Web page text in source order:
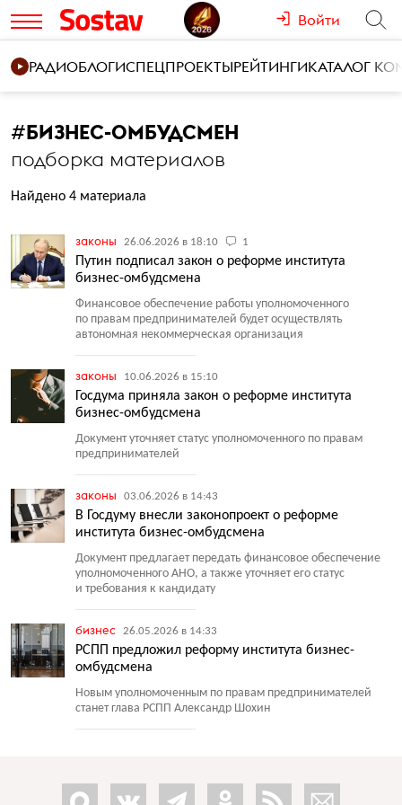
Войти
РАДИОБЛОГИСПЕЦПРОЕКТЫРЕЙТИНГИКАТАЛОГ
#БИЗНЕС-ОМБУДСМЕН
подборка материалов
Найдено 4 материала
законы 26.06.2026 в 18:10 1
Путин подписал закон о реформе института
бизнес-омбудсмена
Финансовое обеспечение работы уполномоченного
по правам предпринимателей будет осуществлять
автономная некоммерческая организация
законы 10.06.2026 в 15:10
Госдума приняла закон о реформе института
бизнес-омбудсмена
Документ уточняет статус уполномоченного по правам
предпринимателей
законы 03.06.2026 в 14:43
В Госдуму внесли законопроект о реформе
института бизнес-омбудсмена
Документ предлагает передать финансовое обеспечение
уполномоченного АНО, а также уточняет его статус
и требования к кандидату
бизнес 26.05.2026 в 14:33
РСПП предложил реформу института бизнес-
омбудсмена
Новым уполномоченным по правам предпринимателей
станет глава РСПП Александр Шохин